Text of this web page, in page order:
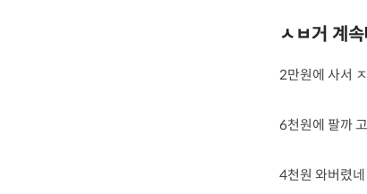
ㅅㅂ거 계속
2만원에 사서
6천원에 팔까
4천원 와버렸네